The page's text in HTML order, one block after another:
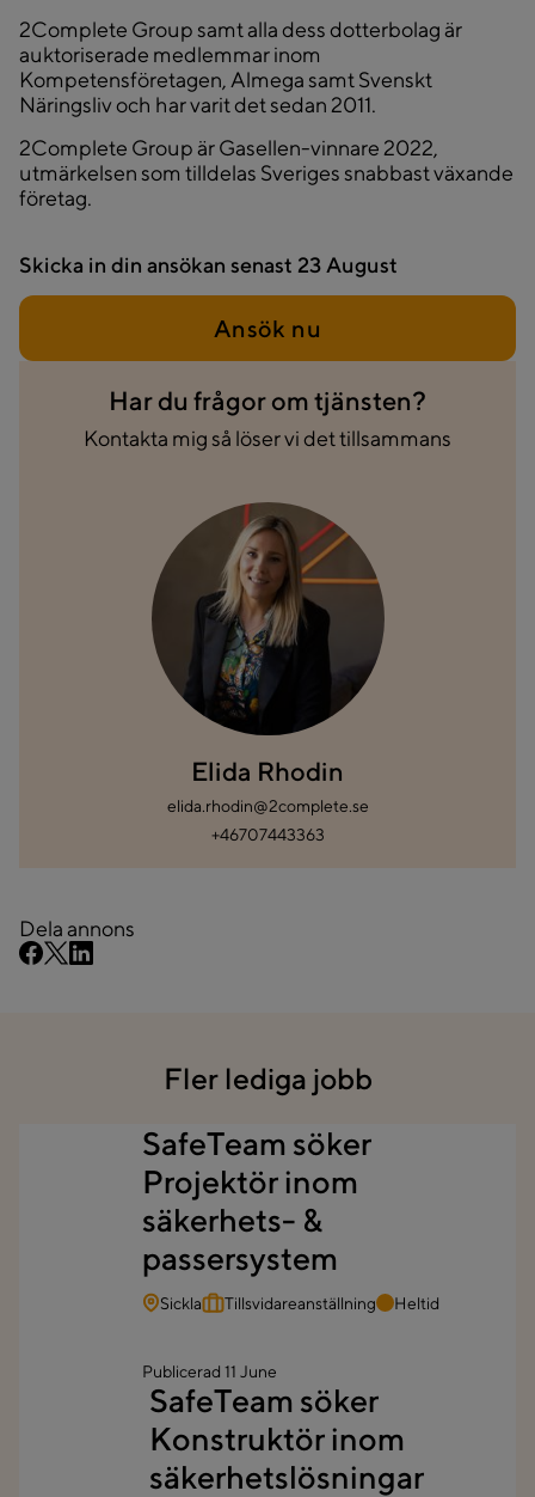
2Complete Group samt alla dess dotterbolag är
auktoriserade medlemmar inom
Kompetensföretagen, Almega samt Svenskt
Näringsliv och har varit det sedan 2011.
2Complete Group är Gasellen-vinnare 2022,
utmärkelsen som tilldelas Sveriges snabbast växande
företag.
Skicka in din ansökan senast 23 August
Ansök nu
Har du frågor om tjänsten?
Kontakta mig så löser vi det tillsammans
Elida Rhodin
elida.rhodin@2complete.se
+46707443363
Dela annons
Fler lediga jobb
SafeTeam söker
Projektör inom
säkerhets- &
passersystem
Sickla Tillsvidareanställning Heltid
Publicerad11 June
SafeTeam söker
Konstruktör inom
säkerhetslösningar